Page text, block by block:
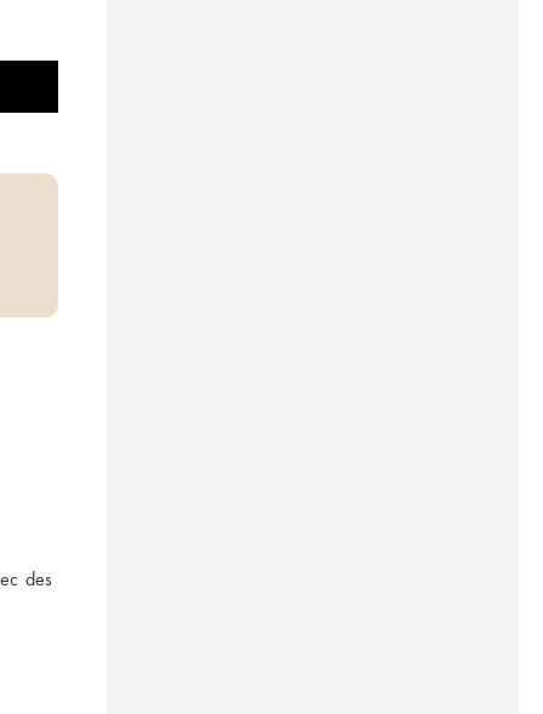
des